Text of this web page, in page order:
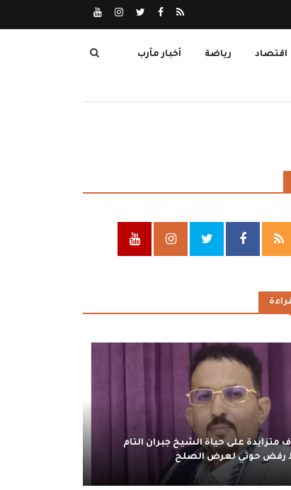
اقتصاد رياضة أخبار مأرب
متزايدة على حياة الشيخ جبران التام
حوثي لعرض الصلح